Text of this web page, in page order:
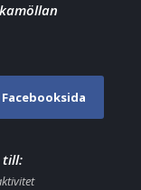
Facebooksida
till: